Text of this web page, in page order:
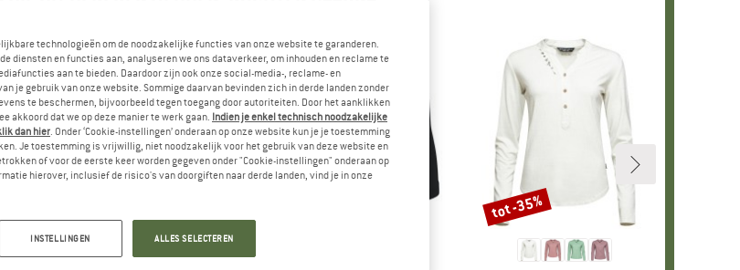
Korting
tot -35%
technologieën om de noodzakelijke functies van onze website te garanderen.
diensten en functies aan, analyseren we ons dataverkeer, om inhouden en reclame te
aan te bieden. Daardoor zijn ook onze social-media-, reclame- en
je gebruik van onze website. Sommige daarvan bevinden zich in derde landen zonder
te beschermen, bijvoorbeeld tegen toegang door autoriteiten. Door het aanklikken
akkoord dat we op deze manier te werk gaan. Indien je enkel technisch noodzakelijke
dan hier. Onder ‘Cookie-instellingen’ onderaan op onze website kun je je toestemming
Je toestemming is vrijwillig, niet noodzakelijk voor het gebruik van deze website en
of voor de eerste keer worden gegeven onder "Cookie-instellingen" onderaan op
hierover, inclusief de risico's van doorgiften naar derde landen, vind je in onze
INSTELLINGEN ALLES SELECTEREN